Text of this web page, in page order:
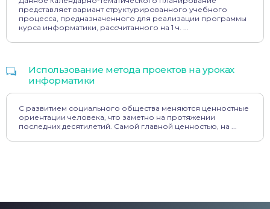
представляет вариант структурированного учебного
процесса, предназначенного для реализации программы
курса информатики, рассчитанного на 1 ч. ...
Использование метода проектов на уроках
информатики
С развитием социального общества меняются ценностные
ориентации человека, что заметно на протяжении
последних десятилетий. Самой главной ценностью, на ...